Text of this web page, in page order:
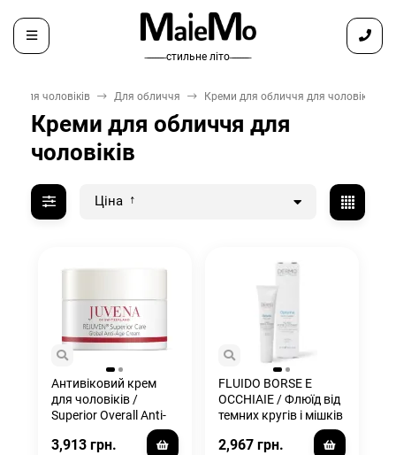
̶ ̶ ̶ ̶ ̶ ̶ ̶ стильне літо ̶ ̶ ̶ ̶ ̶ ̶ ̶
Для чоловіків Для обличчя Креми для обличчя для чоловіків
Креми для обличчя для
чоловіків
Ціна
Антивіковий крем
для чоловіків /
Superior Overall Anti-
3,913 грн.
FLUIDO BORSE E
OCCHIAIE / Флюїд від
темних кругів і мішків
під очима з есцином і
кофеїном
2,967 грн.